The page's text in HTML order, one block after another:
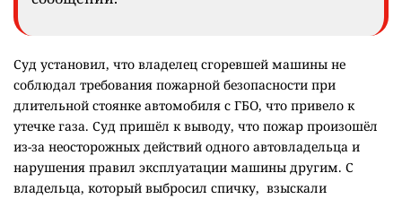
Суд установил, что владелец сгоревшей машины не
соблюдал требования пожарной безопасности при
длительной стоянке автомобиля с ГБО, что привело к
утечке газа. Суд пришёл к выводу, что пожар произошёл
из-за неосторожных действий одного автовладельца и
нарушения правил эксплуатации машины другим. С
владельца, который выбросил спичку, взыскали